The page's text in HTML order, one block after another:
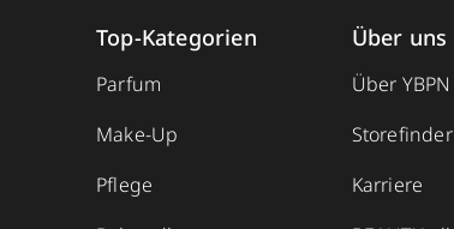
Top-Kategorien
Parfum
Make-Up
Pflege
Über uns
Über YBPN
Storefinder
Karriere